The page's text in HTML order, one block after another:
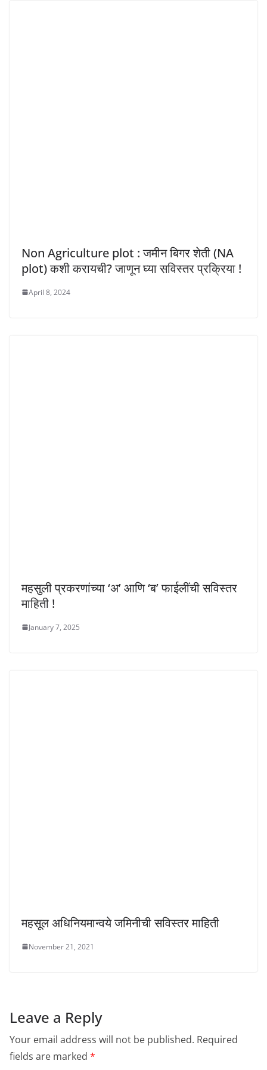
Non Agriculture plot : जमीन बिगर शेती (NA
plot) कशी करायची? जाणून घ्या सविस्तर प्रक्रिया !
April 8, 2024
महसुली प्रकरणांच्या ‘अ’ आणि ‘ब’ फाईलींची सविस्तर
माहिती !
January 7, 2025
महसूल अधिनियमान्वये जमिनीची सविस्तर माहिती
November 21, 2021
Leave a Reply
Your email address will not be published. Required
fields are marked *